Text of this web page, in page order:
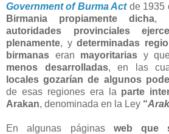
Government of Burma Actde 1935
Birmania propiamente dicha,
autoridades provinciales
plenamente, y determinadas
birmanas eran mayoritarias y
menos desarrolladas, en las
locales gozarían de algunos
de esas regiones era la parte
Arakan, denominada en la Ley “
En algunas páginas web que